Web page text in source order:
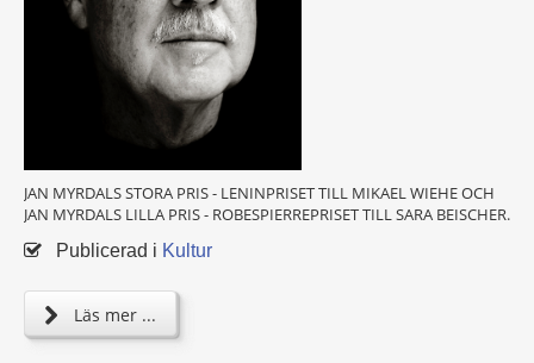
JAN MYRDALS STORA PRIS - LENINPRISET TILL MIKAEL WIEHE OCH
JAN MYRDALS LILLA PRIS - ROBESPIERREPRISET TILL SARA BEISCHER.
Publicerad i Kultur
Läs mer ...